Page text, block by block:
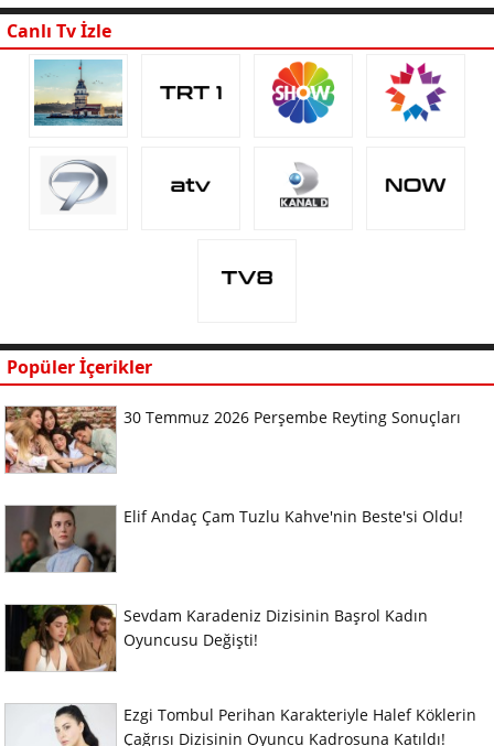
Canlı Tv İzle
Popüler İçerikler
30 Temmuz 2026 Perşembe Reyting Sonuçları
Elif Andaç Çam Tuzlu Kahve'nin Beste'si Oldu!
Sevdam Karadeniz Dizisinin Başrol Kadın
Oyuncusu Değişti!
Ezgi Tombul Perihan Karakteriyle Halef Köklerin
Çağrısı Dizisinin Oyuncu Kadrosuna Katıldı!